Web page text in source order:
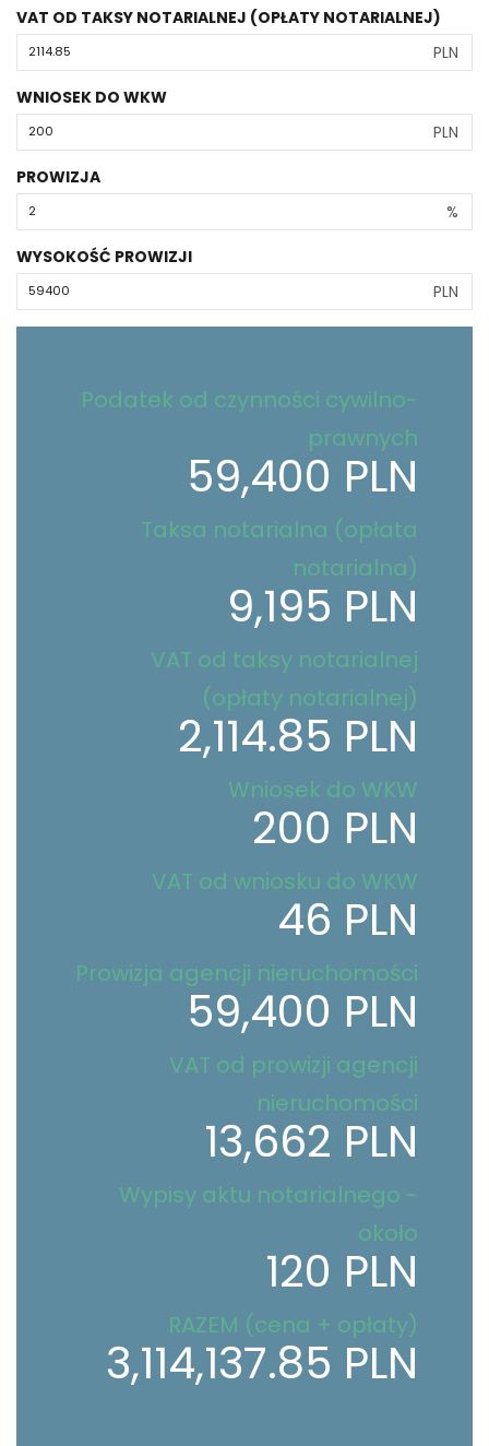
VAT OD TAKSY NOTARIALNEJ (OPŁATY NOTARIALNEJ)
PLN
WNIOSEK DO WKW
PLN
PROWIZJA
%
WYSOKOŚĆ PROWIZJI
PLN
Podatek od czynności cywilno-
prawnych
59,400 PLN
Taksa notarialna (opłata
notarialna)
9,195 PLN
VAT od taksy notarialnej
(opłaty notarialnej)
2,114.85 PLN
Wniosek do WKW
200 PLN
VAT od wniosku do WKW
46 PLN
Prowizja agencji nieruchomości
59,400 PLN
VAT od prowizji agencji
nieruchomości
13,662 PLN
Wypisy aktu notarialnego -
około
120 PLN
RAZEM (cena + opłaty)
3,114,137.85 PLN